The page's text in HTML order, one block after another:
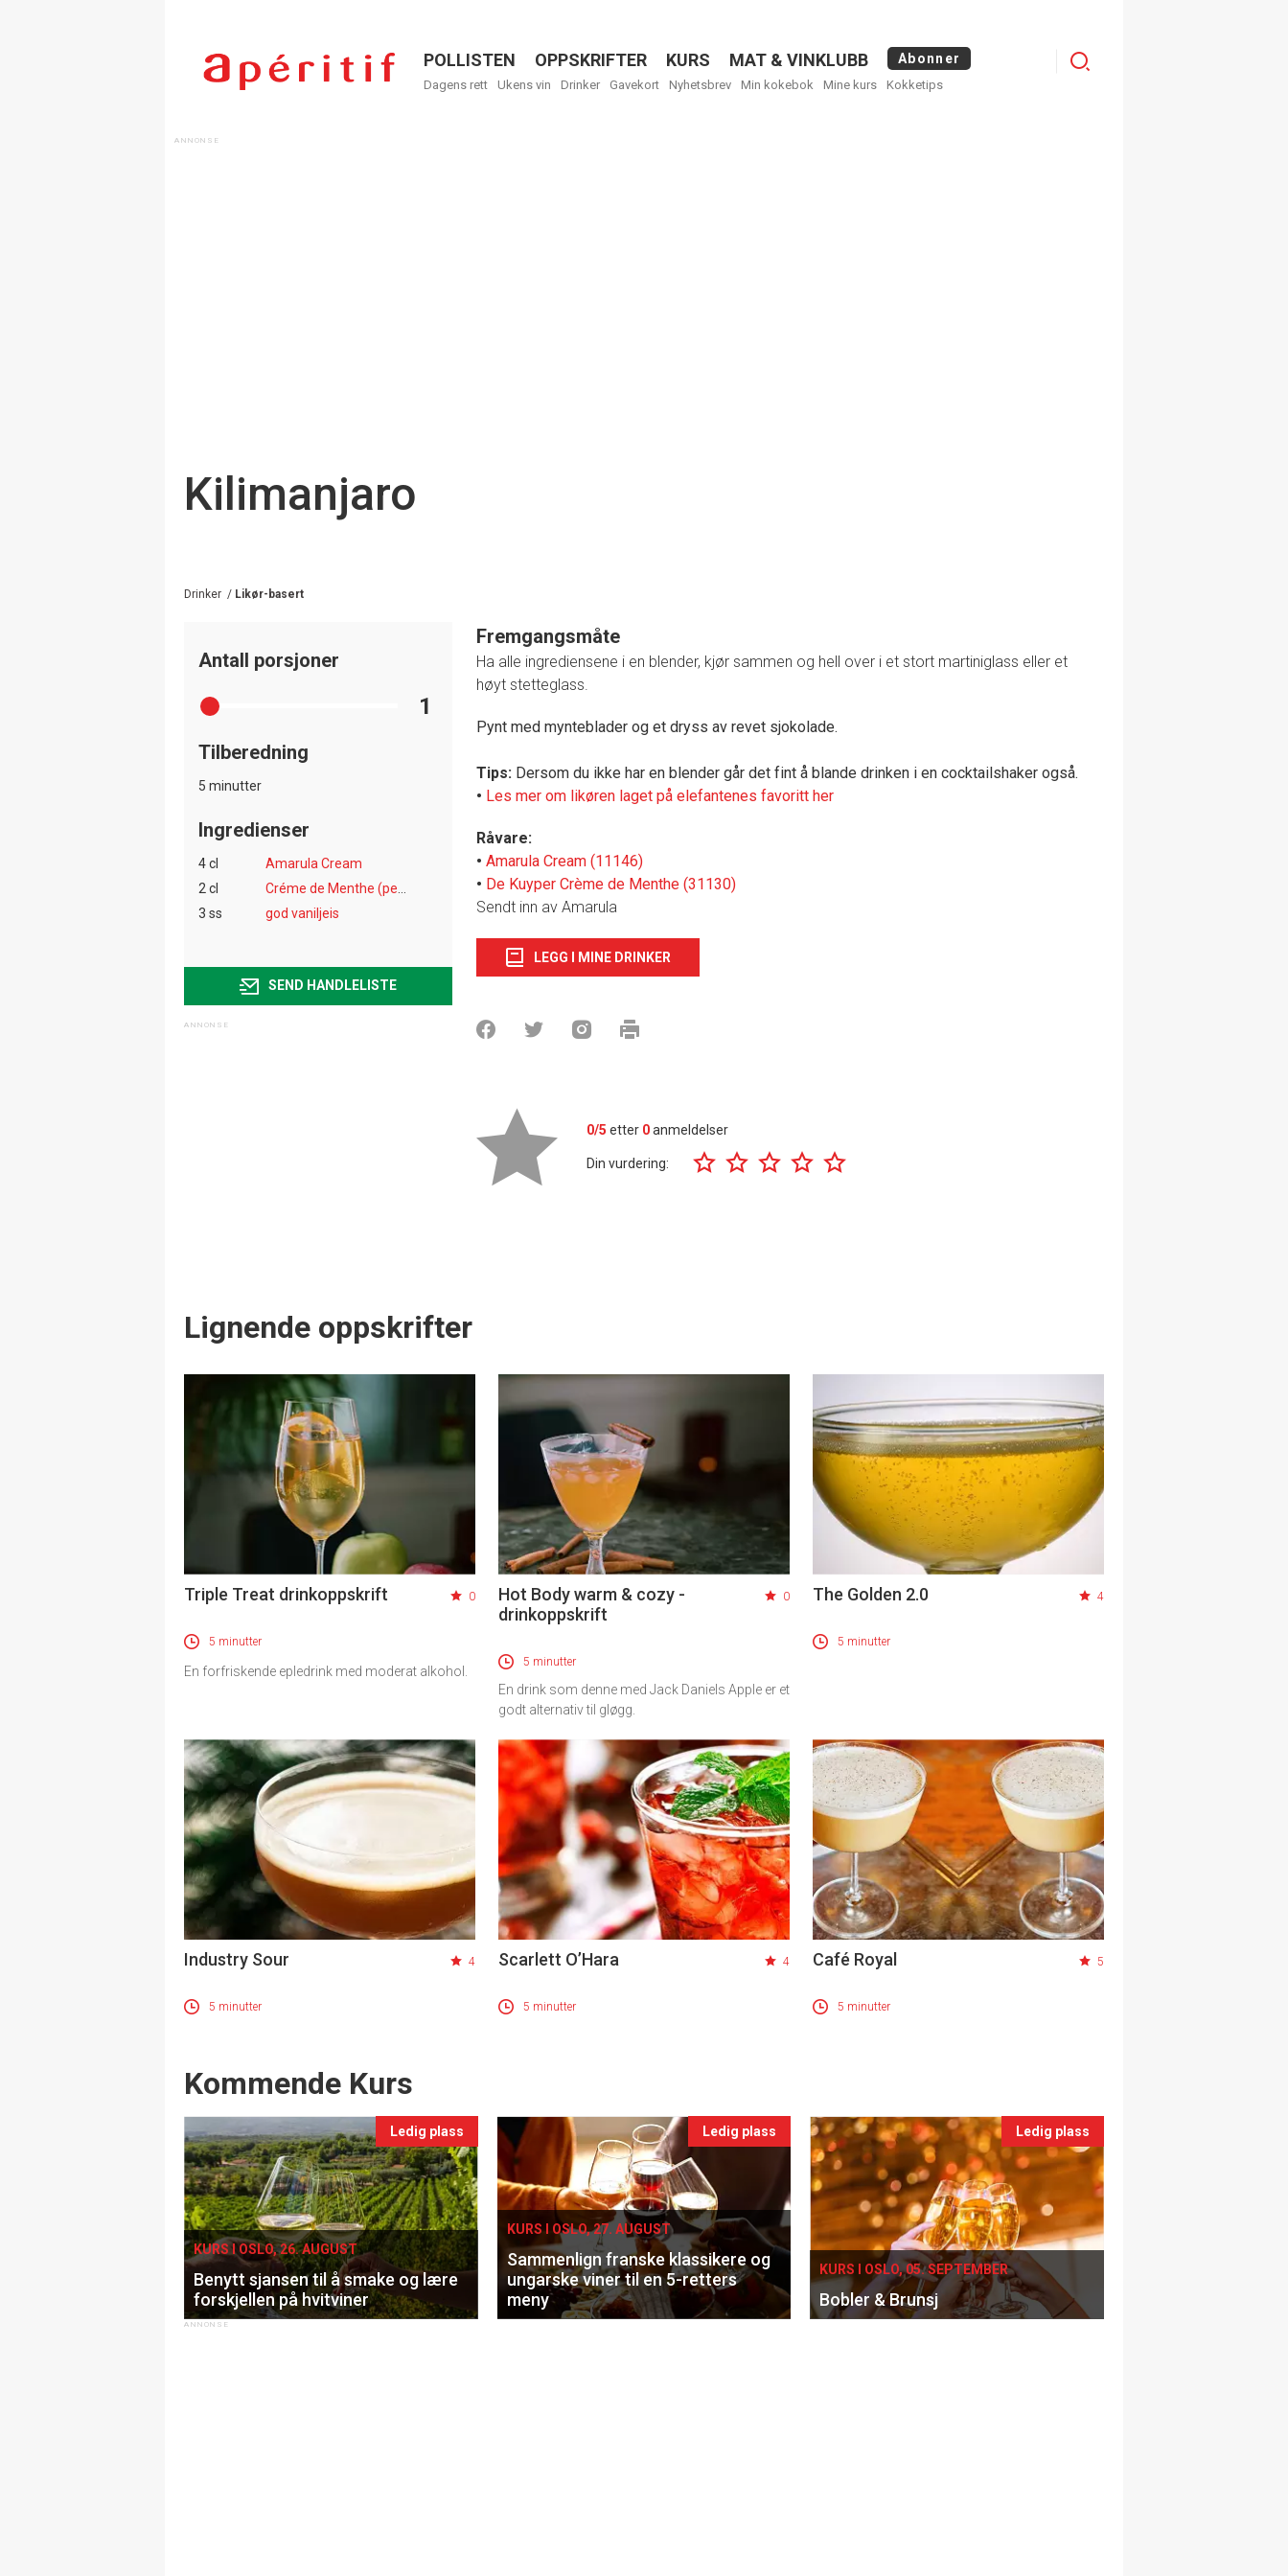
Menu
POLLISTEN OPPSKRIFTER KURS MAT & VINKLUBB Abonner
Dagens rett Ukens vin Drinker Gavekort Nyhetsbrev Min kokebok Mine kurs Kokketips
Logg
Kilimanjaro
Drinker / Likør-basert
Antall porsjoner
1
Tilberedning
5 minutter
Ingredienser
4 cl
Amarula Cream
2 cl
3 ss
god vaniljeis
SEND HANDLELISTE
Fremgangsmåte
Ha alle ingrediensene i en blender, kjør sammen og hell over i et stort martiniglass eller et
høyt stetteglass.
Pynt med mynteblader og et dryss av revet sjokolade.
Tips: Dersom du ikke har en blender går det fint å blande drinken i en cocktailshaker også.
• Les mer om likøren laget på elefantenes favoritt her
Råvare:
• Amarula Cream (11146)
• De Kuyper Crème de Menthe (31130)
Sendt inn av Amarula
LEGG I MINE DRINKER
0/5 etter 0anmeldelser
Din vurdering:
Lignende oppskrifter
Triple Treat drinkoppskrift 0
5 minutter
En forfriskende epledrink med moderat alkohol.
Hot Body warm & cozy -
drinkoppskrift
0
5 minutter
En drink som denne med Jack Daniels Apple er et
godt alternativ til gløgg.
The Golden 2.0 4
5 minutter
Industry Sour 4
5 minutter
Scarlett O’Hara 4
5 minutter
Café Royal 5
5 minutter
Events
Kommende Kurs
Ledig plass
KURS I OSLO, 26. AUGUST
Benytt sjansen til å smake og lære
forskjellen på hvitviner
Ledig plass
KURS I OSLO, 27. AUGUST
Sammenlign franske klassikere og
ungarske viner til en 5-retters
meny
Ledig plass
KURS I OSLO, 05. SEPTEMBER
Bobler & Brunsj